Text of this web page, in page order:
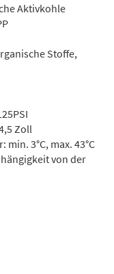
Aktivkohle
Stoffe,
Zoll
3°C, max. 43°C
von der